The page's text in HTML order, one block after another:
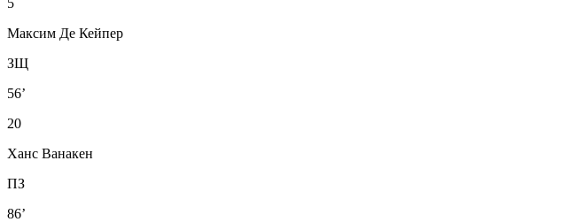
Максим Де Кейпер
ЗЩ
56’
20
Ханс Ванакен
ПЗ
86’